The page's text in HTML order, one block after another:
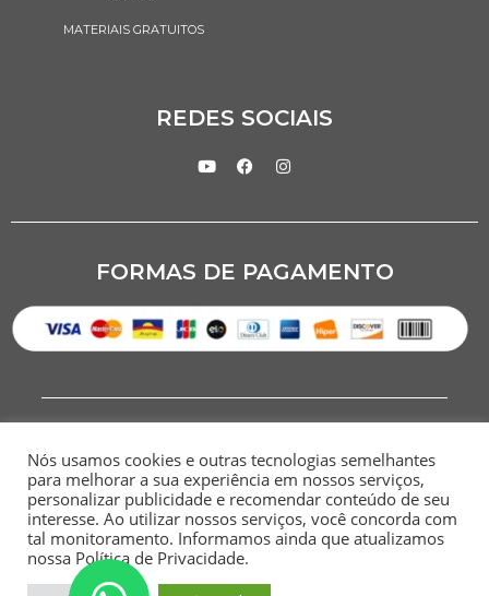
MATERIAIS GRATUITOS
REDES SOCIAIS
FORMAS DE PAGAMENTO
CNPJ: 07.284.949/0001-00
HOME SITEMAP
Nós usamos cookies e outras tecnologias semelhantes
para melhorar a sua experiência em nossos serviços,
personalizar publicidade e recomendar conteúdo de seu
interesse. Ao utilizar nossos serviços, você concorda com
tal monitoramento. Informamos ainda que atualizamos
nossa Política de Privacidade.